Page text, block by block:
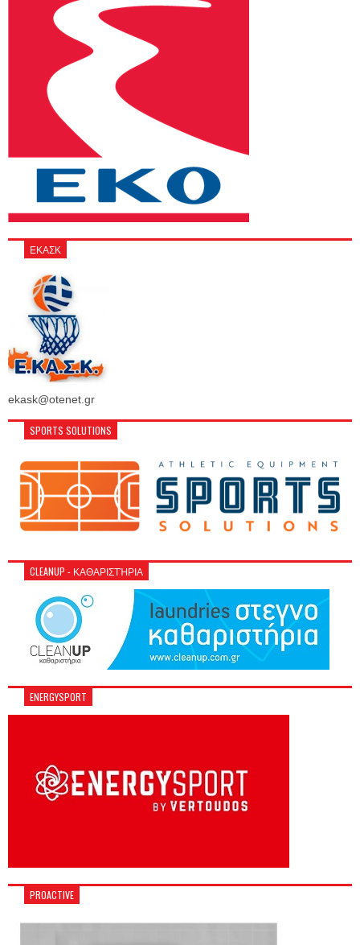
ΕΚΑΣΚ
ekask@otenet.gr
SPORTS SOLUTIONS
CLEANUP - ΚΑΘΑΡΙΣΤΉΡΙΑ
ENERGYSPORT
PROACTIVE